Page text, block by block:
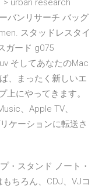
> urban research
バンリサーチ バッグ
スタッドレスタイ
ガード g075
そしてあなたのMac
、まったく新しいエ
上にやってきます。
、Apple TV、
ケーションに転送さ
・スタンド ノート・
ちろん、CDJ、VJコ